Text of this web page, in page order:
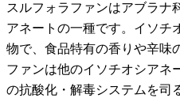
スルフォラファンはアブラナ
アネートの一種です。イソチ
物で、食品特有の香りや辛味
ファンは他のイソチオシアネ
の抗酸化・解毒システムを司